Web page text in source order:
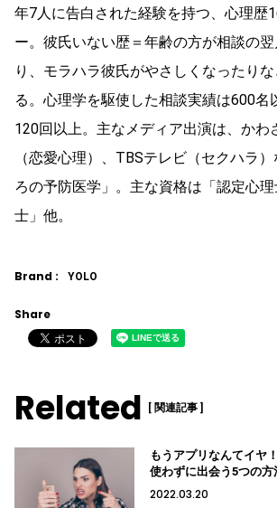
年7人に告白された経験を持つ、心理歴
ー。彼氏いない歴＝年齢の方が相談の
り、モラハラ彼氏がやさしくなったり
る。心理学を駆使した相談実績は600名
120回以上。主なメディア出演は、かわ
（恋愛心理）、TBSテレビ（セクハラ
ろの予防医学」。主な資格は「認定心
士」他。
Brand : YOLO
Share
Related [ 関連記事 ]
もうアプリなんてイヤ
使わずに出会う5つの方
2022.03.20